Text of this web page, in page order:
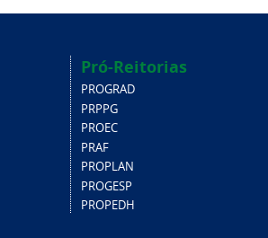
Pró-Reitorias
PROGRAD
PRPPG
PROEC
PRAF
PROPLAN
PROGESP
PROPEDH